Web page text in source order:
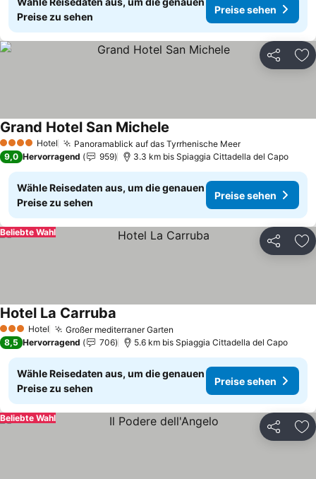
Preise zu sehen
Preise sehen
Teilen
4 Sterne Hotel Panoramablick auf das Tyrrhenische MeerPreise sehen
Grand Hotel San Michele
9,0 Hervorragend 959 3.3 km bis Spiaggia Cittadella del Capo
Wähle Reisedaten aus, um die genauen
Preise zu sehen
Preise sehen
Teilen
Beliebte Wahl
3 SterneHotel Großer mediterraner Garten
Hotel La Carruba
8,5 Hervorragend 706 5.6 km bis Spiaggia Cittadella del Capo
Wähle Reisedaten aus, um die genauen
Preise zu sehen
Preise sehen
Teilen
Beliebte Wahl